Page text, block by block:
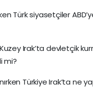
Türk siyasetçiler
Irak’ta devletçik
mi?
Türkiye Irak’ta ne